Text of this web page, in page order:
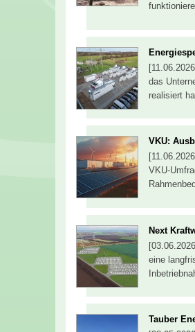
das
realisiert
VKU:
VKU-
Next
eine
Tauber